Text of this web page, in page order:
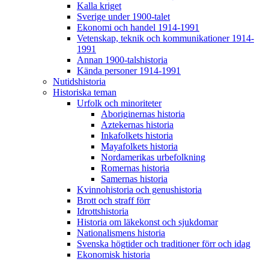
Kalla kriget
Sverige under 1900-talet
Ekonomi och handel 1914-1991
Vetenskap, teknik och kommunikationer 1914-
1991
Annan 1900-talshistoria
Kända personer 1914-1991
Nutidshistoria
Historiska teman
Urfolk och minoriteter
Aboriginernas historia
Aztekernas historia
Inkafolkets historia
Mayafolkets historia
Nordamerikas urbefolkning
Romernas historia
Samernas historia
Kvinnohistoria och genushistoria
Brott och straff förr
Idrottshistoria
Historia om läkekonst och sjukdomar
Nationalismens historia
Svenska högtider och traditioner förr och idag
Ekonomisk historia